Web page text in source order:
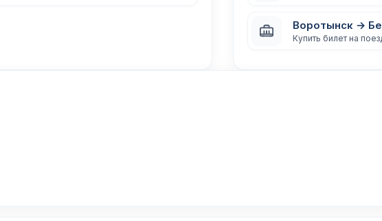
Воротынск →
Купить билет на